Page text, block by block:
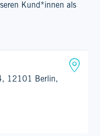
Kund*innen als
12101 Berlin,